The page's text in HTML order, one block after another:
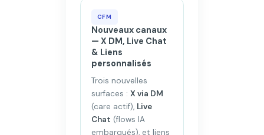
CFM
Nouveaux canaux
— X DM, Live Chat
& Liens
personnalisés
Trois nouvelles
surfaces : X via DM
(care actif), Live
Chat (flows IA
embarqués), et liens